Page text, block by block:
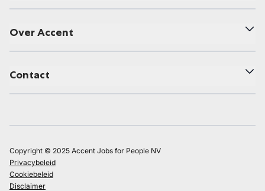
Over Accent
Contact
Copyright © 2025 Accent Jobs for People NV
Privacybeleid
Cookiebeleid
Disclaimer